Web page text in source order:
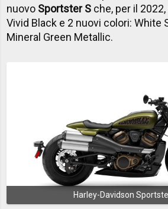
nuovo Sportster S che, per il
Vivid Black e 2 nuovi colori: White
Mineral Green Metallic.
Harley-Davidson